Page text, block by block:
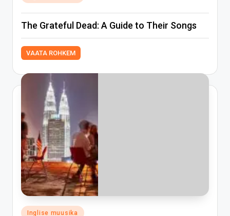
in
The Grateful Dead: A Guide to Their Songs
VAATA ROHKEM
Posted
Inglise muusika